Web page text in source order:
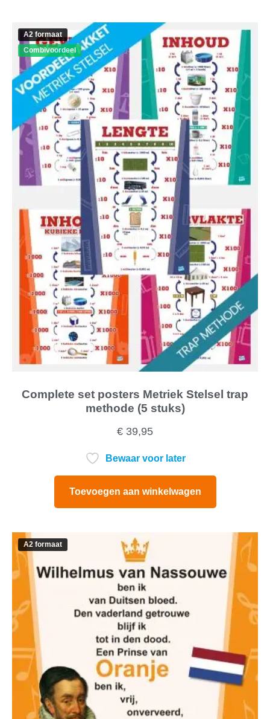
A2 formaat
Combivoordeel
Complete set posters Metriek Stelsel trap
methode (5 stuks)
€ 39,95
Bewaar voor later
Toevoegen aan winkelwagen
A2 formaat